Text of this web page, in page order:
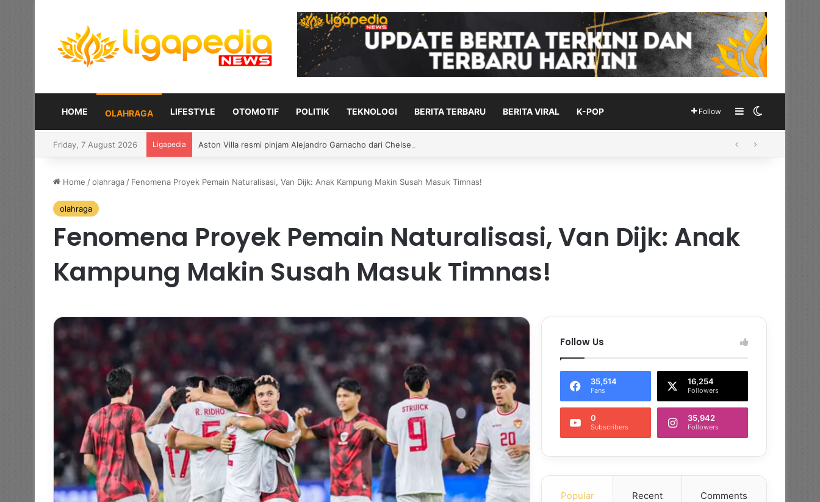
HOME OLAHRAGA LIFESTYLE OTOMOTIF POLITIK TEKNOLOGI BERITA TERBARU BERITA VIRAL K-POP Follow Sidebar
Friday, 7 August 2026 Ligapedia Petinju tak terkalahkan Jacob Bank berharap kesempatan rebut sabuk WBO
Home /olahraga / Fenomena Proyek Pemain Naturalisasi, Van Dijk: Anak Kampung Makin Susah Masuk Timnas!
olahraga
Fenomena Proyek Pemain Naturalisasi, Van Dijk: Anak
Kampung Makin Susah Masuk Timnas!
Follow Us
35,514
Fans
16,254
Followers
0
Subscribers
35,942
Followers
Popular Recent Comments